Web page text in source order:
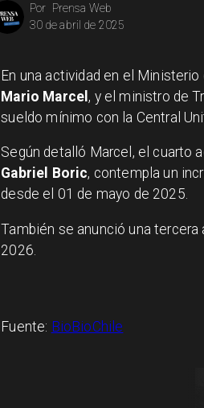
Prensa Web
Por
30 de abril de 2025
En una actividad en el
Mario Marcel , y el ministro de
sueldo mínimo con la Central
Según detalló Marcel, el cuarto
Gabriel Boric, contempla un
desde el 01 de mayo de 2025.
También se anunció una
2026.
Fuente: BioBioChile